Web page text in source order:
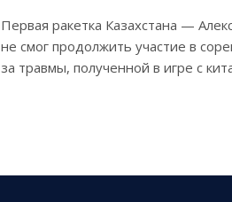
Первая ракетка Казахстана —
не смог продолжить участие в
за травмы, полученной в игре с